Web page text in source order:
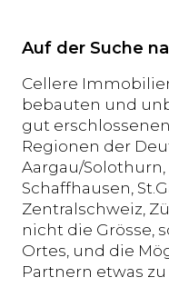
Auf der Suche
Cellere
bebauten und
gut
Regionen der
Aargau/
Schaffhausen,
Zentralschweiz,
nicht die Grösse,
Ortes, und die
Partnern etwas